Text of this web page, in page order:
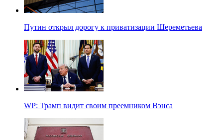
Путин открыл дорогу к приватизации Шереметьева
WP: Трамп видит своим преемником Вэнса